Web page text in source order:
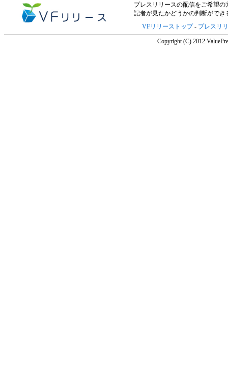
プレスリリースの配信をご希望の
記者が見たかどうかの判断がで
VFリリーストップ- プレスリ
Copyright (C) 2012